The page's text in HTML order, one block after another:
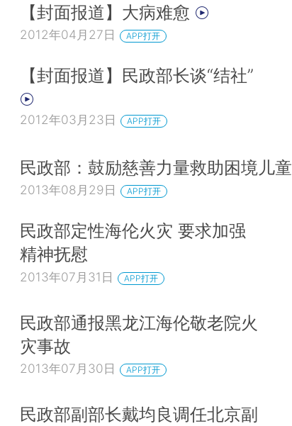
【封面报道】大病难愈
2012年04月27日 APP打开
【封面报道】民政部长谈“结社”
2012年03月23日 APP打开
民政部：鼓励慈善力量救助困境儿童
2013年08月29日 APP打开
民政部定性海伦火灾 要求加强
精神抚慰
2013年07月31日 APP打开
民政部通报黑龙江海伦敬老院火
灾事故
2013年07月30日 APP打开
民政部副部长戴均良调任北京副